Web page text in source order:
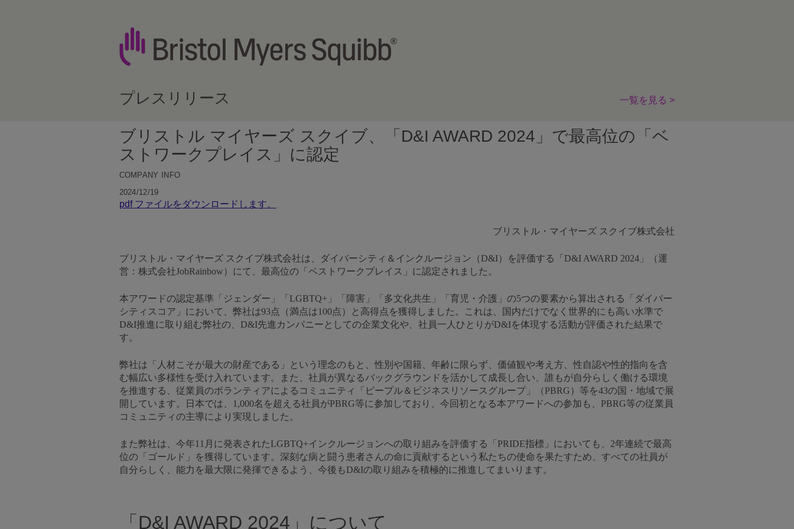
プレスリリース 一覧を見る >
ブリストル マイヤーズ スクイブ、「D&I AWARD 2024」で最高位の「ベ
ストワークプレイス」に認定
COMPANY INFO
2024/12/19
pdf ファイルをダウンロードします。
ブリストル・マイヤーズ スクイブ株式会社
ブリストル・マイヤーズ スクイブ株式会社は、ダイバーシティ＆インクルージョン（D&I）を評価する「D&I AWARD 2024」（運
営：株式会社JobRainbow）にて、最高位の「ベストワークプレイス」に認定されました。
本アワードの認定基準「ジェンダー」「LGBTQ+」「障害」「多文化共生」「育児・介護」の5つの要素から算出される「ダイバー
シティスコア」において、弊社は93点（満点は100点）と高得点を獲得しました。これは、国内だけでなく世界的にも高い水準で
D&I推進に取り組む弊社の、D&I先進カンパニーとしての企業文化や、社員一人ひとりがD&Iを体現する活動が評価された結果で
す。
弊社は「人材こそが最大の財産である」という理念のもと、性別や国籍、年齢に限らず、価値観や考え方、性自認や性的指向を含
む幅広い多様性を受け入れています。また、社員が異なるバックグラウンドを活かして成長し合い、誰もが自分らしく働ける環境
を推進する、従業員のボランティアによるコミュニティ「ピープル＆ビジネスリソースグループ」（PBRG）等を43の国・地域で展
開しています。日本では、1,000名を超える社員がPBRG等に参加しており、今回初となる本アワードへの参加も、PBRG等の従業員
コミュニティの主導により実現しました。
また弊社は、今年11月に発表されたLGBTQ+インクルージョンへの取り組みを評価する「PRIDE指標」においても、2年連続で最高
位の「ゴールド」を獲得しています。深刻な病と闘う患者さんの命に貢献するという私たちの使命を果たすため、すべての社員が
自分らしく、能力を最大限に発揮できるよう、今後もD&Iの取り組みを積極的に推進してまいります。
「D&I AWARD 2024」について